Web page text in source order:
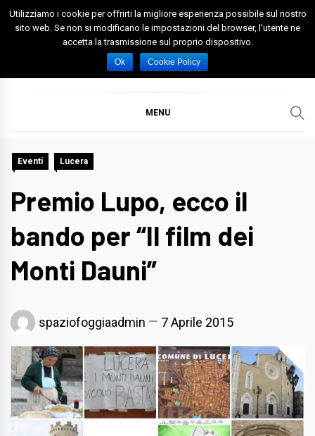
Skip
Spazio Foggia
Foggia News Calcio Eventi e Attività nella Capitanata
MENU
Eventi Lucera
Premio Lupo, ecco il
bando per “Il film dei
Monti Dauni”
spaziofoggiaadmin 7 Aprile 2015
Utilizziamo i cookie per offrirti la migliore esperienza possibile sul nostro
sito web. Se non si modificano le impostazioni del browser, l'utente ne
accetta la trasmissione sul proprio dispositivo.
Ok Cookie Policy